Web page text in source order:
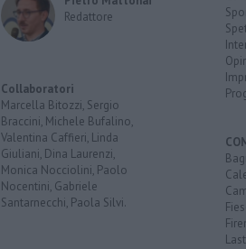
Redattore
Collaboratori
Marcella Bitozzi, Sergio
Braccini, Michele Bufalino,
Valentina Caffieri, Linda
Giuliani, Dina Laurenzi,
Monica Nocciolini, Paolo
Nocentini, Gabriele
Santarnecchi, Paola Silvi.